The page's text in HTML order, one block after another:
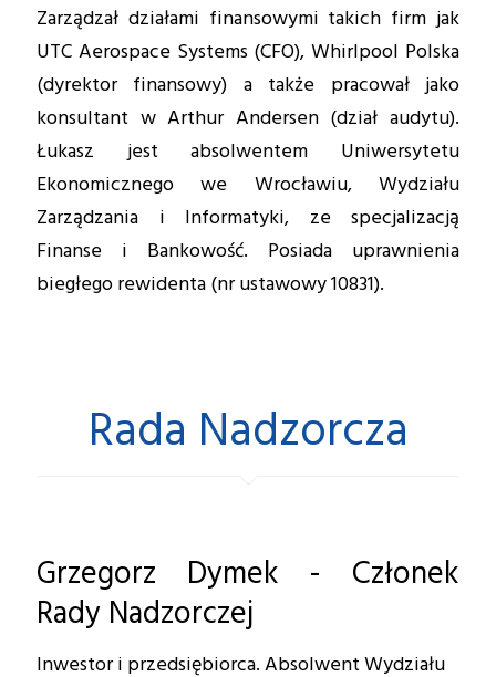
Zarządzał działami finansowymi takich firm jak
UTC Aerospace Systems (CFO), Whirlpool Polska
(dyrektor finansowy) a także pracował jako
konsultant w Arthur Andersen (dział audytu).
Łukasz jest absolwentem Uniwersytetu
Ekonomicznego we Wrocławiu, Wydziału
Zarządzania i Informatyki, ze specjalizacją
Finanse i Bankowość. Posiada uprawnienia
biegłego rewidenta (nr ustawowy 10831).
Rada Nadzorcza
Grzegorz Dymek - Członek
Rady Nadzorczej
Inwestor i przedsiębiorca. Absolwent Wydziału